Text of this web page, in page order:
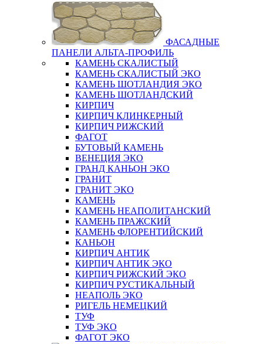
ФАСАДНЫЕ
ПАНЕЛИ АЛЬТА-ПРОФИЛЬ
КАМЕНЬ СКАЛИСТЫЙ
КАМЕНЬ СКАЛИСТЫЙ ЭКО
КАМЕНЬ ШОТЛАНДИЯ ЭКО
КАМЕНЬ ШОТЛАНДСКИЙ
КИРПИЧ
КИРПИЧ КЛИНКЕРНЫЙ
КИРПИЧ РИЖСКИЙ
ФАГОТ
БУТОВЫЙ КАМЕНЬ
ВЕНЕЦИЯ ЭКО
ГРАНД КАНЬОН ЭКО
ГРАНИТ
ГРАНИТ ЭКО
КАМЕНЬ
КАМЕНЬ НЕАПОЛИТАНСКИЙ
КАМЕНЬ ПРАЖСКИЙ
КАМЕНЬ ФЛОРЕНТИЙСКИЙ
КАНЬОН
КИРПИЧ АНТИК
КИРПИЧ АНТИК ЭКО
КИРПИЧ РИЖСКИЙ ЭКО
КИРПИЧ РУСТИКАЛЬНЫЙ
НЕАПОЛЬ ЭКО
РИГЕЛЬ НЕМЕЦКИЙ
ТУФ
ТУФ ЭКО
ФАГОТ ЭКО